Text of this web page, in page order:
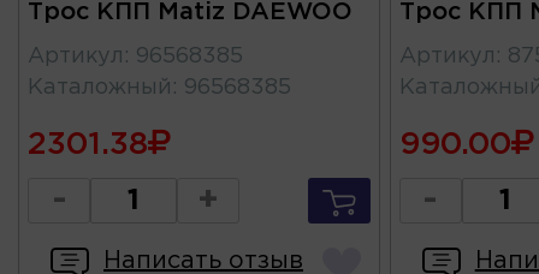
Трос КПП Matiz DAEWOO
Артикул : 96568385
Каталожный : 96568385
2301.38
- +
Написать отзыв
Трос КПП
Артикул :
990.00
-